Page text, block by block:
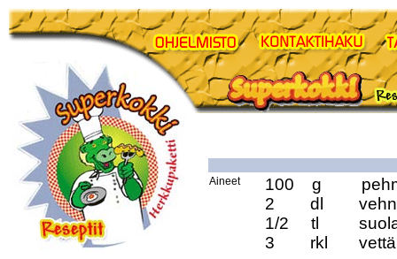
Aineet
100    g
2        dl
1/2     tl
3        rkl       vettä